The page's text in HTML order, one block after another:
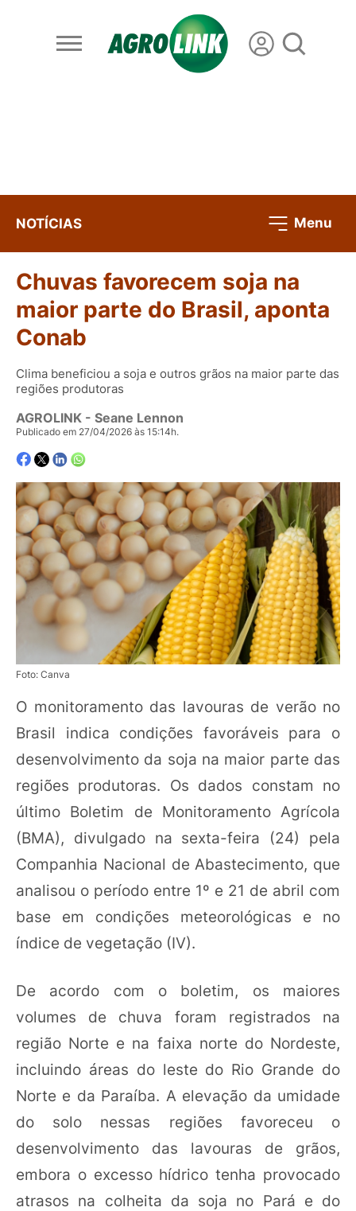
NOTÍCIAS Menu
Chuvas favorecem soja na
maior parte do Brasil, aponta
Conab
Clima beneficiou a soja e outros grãos na maior parte das
regiões produtoras
AGROLINK - Seane Lennon
Publicado em 27/04/2026 às 15:14h.
Foto: Canva
O monitoramento das lavouras de verão no
Brasil indica condições favoráveis para o
desenvolvimento da soja na maior parte das
regiões produtoras. Os dados constam no
último Boletim de Monitoramento Agrícola
(BMA), divulgado na sexta-feira (24) pela
Companhia Nacional de Abastecimento, que
analisou o período entre 1º e 21 de abril com
base em condições meteorológicas e no
índice de vegetação (IV).
De acordo com o boletim, os maiores
volumes de chuva foram registrados na
região Norte e na faixa norte do Nordeste,
incluindo áreas do leste do Rio Grande do
Norte e da Paraíba. A elevação da umidade
do solo nessas regiões favoreceu o
desenvolvimento das lavouras de grãos,
embora o excesso hídrico tenha provocado
atrasos na colheita da soja no Pará e do